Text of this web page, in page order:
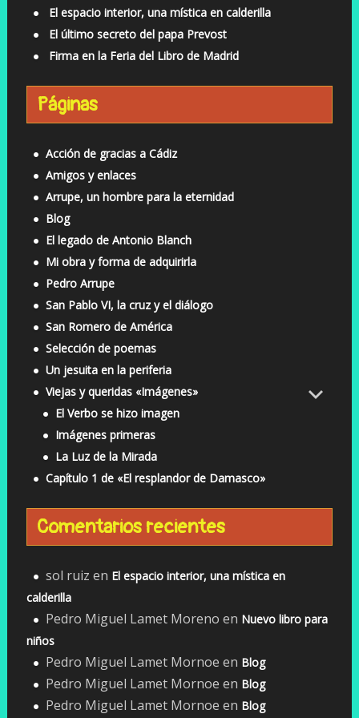
El espacio interior, una mística en calderilla
El último secreto del papa Prevost
Firma en la Feria del Libro de Madrid
Páginas
Acción de gracias a Cádiz
Amigos y enlaces
Arrupe, un hombre para la eternidad
Blog
El legado de Antonio Blanch
Mi obra y forma de adquirirla
Pedro Arrupe
San Pablo VI, la cruz y el diálogo
San Romero de América
Selección de poemas
Un jesuita en la periferia
Viejas y queridas «Imágenes»
El Verbo se hizo imagen
Imágenes primeras
La Luz de la Mirada
Capítulo 1 de «El resplandor de Damasco»
Comentarios recientes
sol ruiz en El espacio interior, una mística en
calderilla
Pedro Miguel Lamet Moreno en Nuevo libro para
niños
Pedro Miguel Lamet Mornoe en Blog
Pedro Miguel Lamet Mornoe en Blog
Pedro Miguel Lamet Mornoe en Blog